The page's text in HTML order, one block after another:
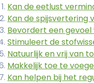
Kan de eetlust
Kan de spijsvertering
Bevordert een gevoel
Stimuleert de
Natuurlijk en vrij van
Makkelijk toe te
Kan helpen bij het